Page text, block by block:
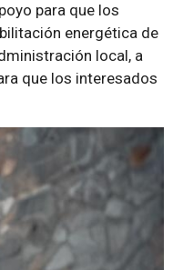
para que los
energética de
local, a
que los interesados